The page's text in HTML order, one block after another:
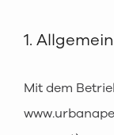
1. Allgemein
Mit dem